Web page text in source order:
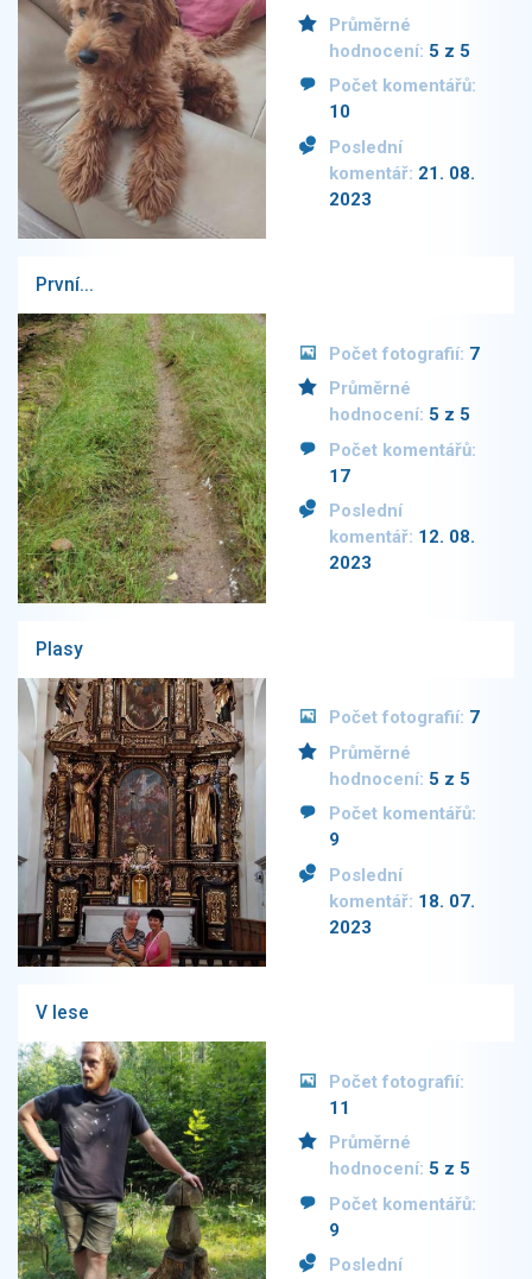
Průměrné
hodnocení: 5 z 5
Počet komentářů:
10
Poslední
komentář: 21. 08.
2023
První...
Počet fotografií: 7
Průměrné
hodnocení: 5 z 5
Počet komentářů:
17
Poslední
komentář: 12. 08.
2023
Plasy
Počet fotografií: 7
Průměrné
hodnocení: 5 z 5
Počet komentářů:
9
Poslední
komentář: 18. 07.
2023
V lese
Počet fotografií:
11
Průměrné
hodnocení: 5 z 5
Počet komentářů:
9
Poslední